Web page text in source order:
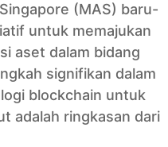
(MAS) baru-
untuk memajukan
aset dalam bidang
signifikan dalam
blockchain untuk
adalah ringkasan dari